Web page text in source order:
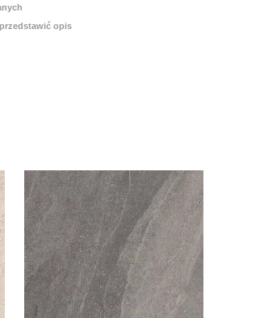
opis